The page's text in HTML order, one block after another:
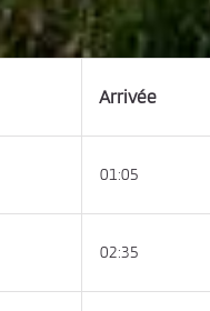
Arrivée
01:05
02:35